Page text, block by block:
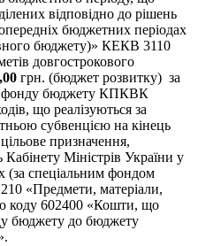
відповідно до рішень
бюджетних періодах
бюджету)» КЕКВ 3110
довгострокового
грн. (бюджет розвитку) за
фонду бюджету КПКВК
що реалізуються за
субвенцією на кінець
призначення,
Міністрів України у
(за спеціальним фондом
«Предмети, матеріали,
коду 602400 «Кошти, що
бюджету до бюджету